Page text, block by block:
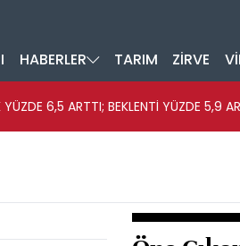
HABERLER TARIM ZİRVE
6,5 ARTTI; BEKLENTİ YÜZDE 5,9